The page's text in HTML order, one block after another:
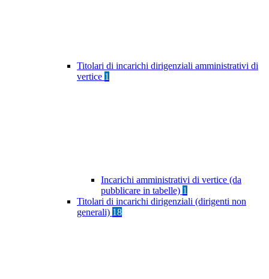
Titolari di incarichi dirigenziali amministrativi di
vertice 1
Incarichi amministrativi di vertice (da
pubblicare in tabelle) 1
Titolari di incarichi dirigenziali (dirigenti non
generali) 18